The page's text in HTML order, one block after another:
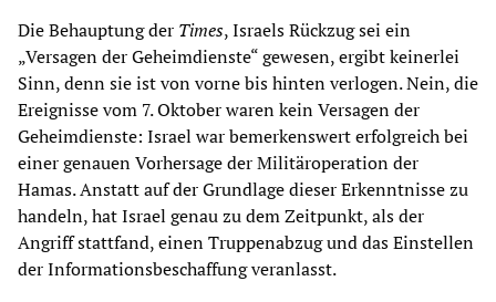
Die Behauptung der Times, Israels Rückzug sei ein
„Versagen der Geheimdienste“ gewesen, ergibt keinerlei
Sinn, denn sie ist von vorne bis hinten verlogen. Nein, die
Ereignisse vom 7. Oktober waren kein Versagen der
Geheimdienste: Israel war bemerkenswert erfolgreich bei
einer genauen Vorhersage der Militäroperation der
Hamas. Anstatt auf der Grundlage dieser Erkenntnisse zu
handeln, hat Israel genau zu dem Zeitpunkt, als der
Angriff stattfand, einen Truppenabzug und das Einstellen
der Informationsbeschaffung veranlasst.